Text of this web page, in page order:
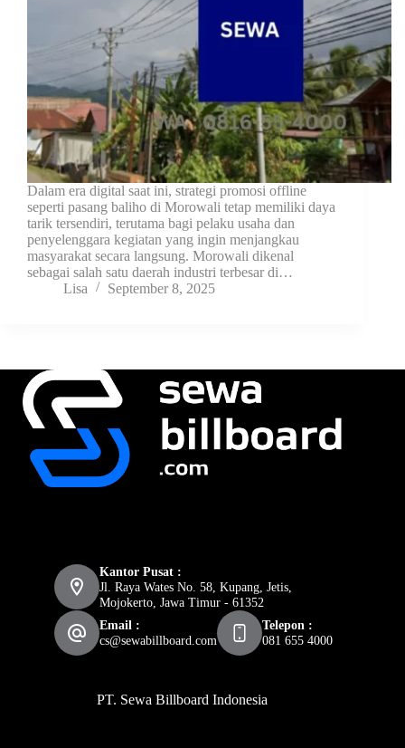
Dalam era digital saat ini, strategi promosi offline
seperti pasang baliho di Morowali tetap memiliki daya
tarik tersendiri, terutama bagi pelaku usaha dan
penyelenggara kegiatan yang ingin menjangkau
masyarakat secara langsung. Morowali dikenal
sebagai salah satu daerah industri terbesar di…
Lisa
September 8, 2025
Kantor Pusat :
Jl. Raya Wates No. 58, Kupang, Jetis,
Mojokerto, Jawa Timur - 61352
Email :
cs@sewabillboard.com
Telepon :
081 655 4000
PT. Sewa Billboard Indonesia